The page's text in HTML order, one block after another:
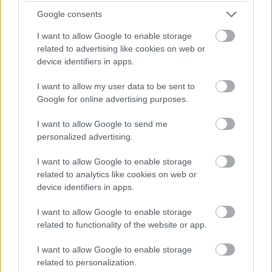
Google consents
I want to allow Google to enable storage
related to advertising like cookies on web or
device identifiers in apps.
I want to allow my user data to be sent to
Google for online advertising purposes.
I want to allow Google to send me
personalized advertising.
I want to allow Google to enable storage
related to analytics like cookies on web or
device identifiers in apps.
I want to allow Google to enable storage
related to functionality of the website or app.
I want to allow Google to enable storage
related to personalization.
sátrat, bekapkodni néhány kint felejtett törölközőt.
Ennek ellenére jó hangulatban telik a délután, az eső
lassan eláll, mehetünk tovább.
kézzel
Evangélikus Udvarban kézműves foglalkozást
tartanak, textilfestés a mai program. Ha már
sal nem írhatok közösen verset, úgy döntök,
hogy készítek egy kis szütyőt magamnak - tegnap
úgyis elszakadt az övtáskám. A festék lassan szárad,
de mennünk kell. Kiderült ugyanis, hogy ma délután
Háy Jánosvendége Pulán Nádasdy Ádám
, akinek
kötete velem utazott a Völgybe. Jó lenne
meghallgatni, miről beszélgetnek, s talán
dedikáltatom is a könyvet.
Sikerül ügyesen stoppot fognunk, így fél hatra éppen